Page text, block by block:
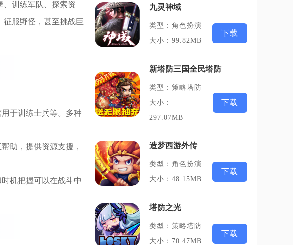
、训练军队、探索资
征服野怪，甚至挑战巨
于训练士兵等。多种
助，提供资源支援，
机把握可以在战斗中
九灵神域
类型：角色扮演
大小：99.82MB
下载
新塔防三国全民塔防
类型：策略塔防
大小：
297.07MB
下载
造梦西游外传
类型：角色扮演
大小：48.15MB
下载
塔防之光
类型：策略塔防
大小：70.47MB
下载